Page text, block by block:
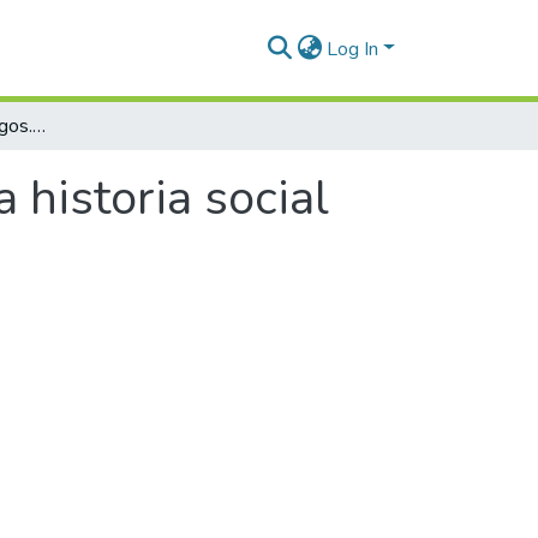
Log In
Vagos, pobres y mendigos. Contribución a la historia social colombiana. 1750-1850
historia social